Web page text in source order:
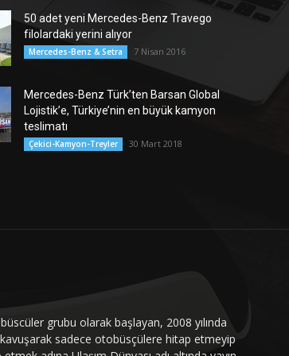
50 adet yeni Mercedes-Benz Travego
filolardaki yerini alıyor
Mercedes-Benz & Setra 7 Nisan 2016
Mercedes-Benz Türk’ten Barsan Global
Lojistik’e, Türkiye’nin en büyük kamyon
teslimatı
Çekici-Kamyon-Treyler 30 Mart 2018
grubu olarak başlayan, 2008 yılında
sadece otobüsçülere hitap etmeyip